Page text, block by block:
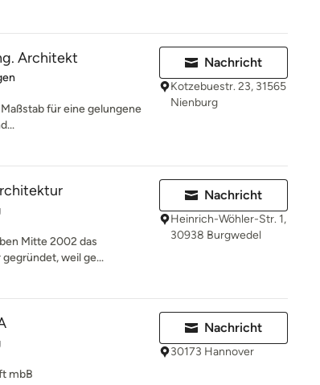
Architekt
5 Sternen
für eine gelungene
Nachricht
Kotzebuestr. 23, 31565
Nienburg
5 Sternen
Mitte 2002 das
weil ge...
Nachricht
Heinrich-Wöhler-Str. 1,
30938 Burgwedel
5 Sternen
mbB
Nachricht
30173 Hannover